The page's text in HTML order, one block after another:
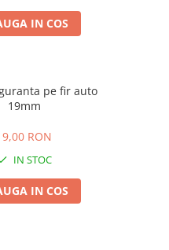
IN COS
pe fir auto
19mm
RON
IN STOC
IN COS